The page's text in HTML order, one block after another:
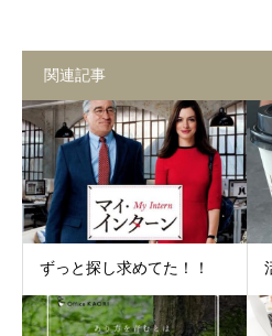
関連記事
ずっと探し求めてた！！